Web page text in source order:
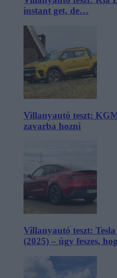
instant get, de…
Villanyautó teszt:
zavarba hozni
Villanyautó teszt:
(2025) – úgy feszes,